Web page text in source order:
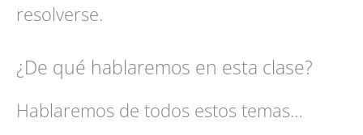
resolverse.
¿De qué hablaremos en esta clase?
Hablaremos de todos estos temas…